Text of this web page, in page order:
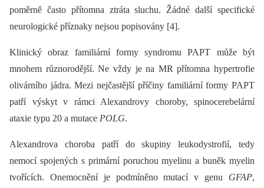
poměrně často přítomna ztráta sluchu. Žádné další specifické
neurologické příznaky nejsou popisovány [4].
Klinický obraz familiární formy syndromu PAPT může být
mnohem různorodější. Ne vždy je na MR přítomna hypertrofie
olivárního jádra. Mezi nejčastější příčiny familiární formy PAPT
patří výskyt v rámci Alexandrovy choroby, spinocerebelární
ataxie typu 20 a mutace POLG.
Alexandrova choroba patří do skupiny leukodystrofií, tedy
nemocí spojených s primární poruchou myelinu a buněk myelin
tvořících. Onemocnění je podmíněno mutací v genu GFAP,